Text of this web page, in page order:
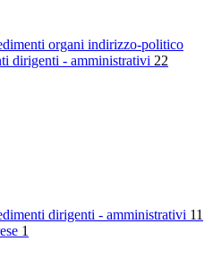
organi indirizzo-politico
dirigenti - amministrativi 22
dirigenti - amministrativi 11
1